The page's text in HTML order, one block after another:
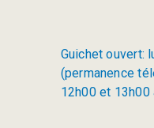
Guichet ouvert:
(permanence
12h00 et 13h00